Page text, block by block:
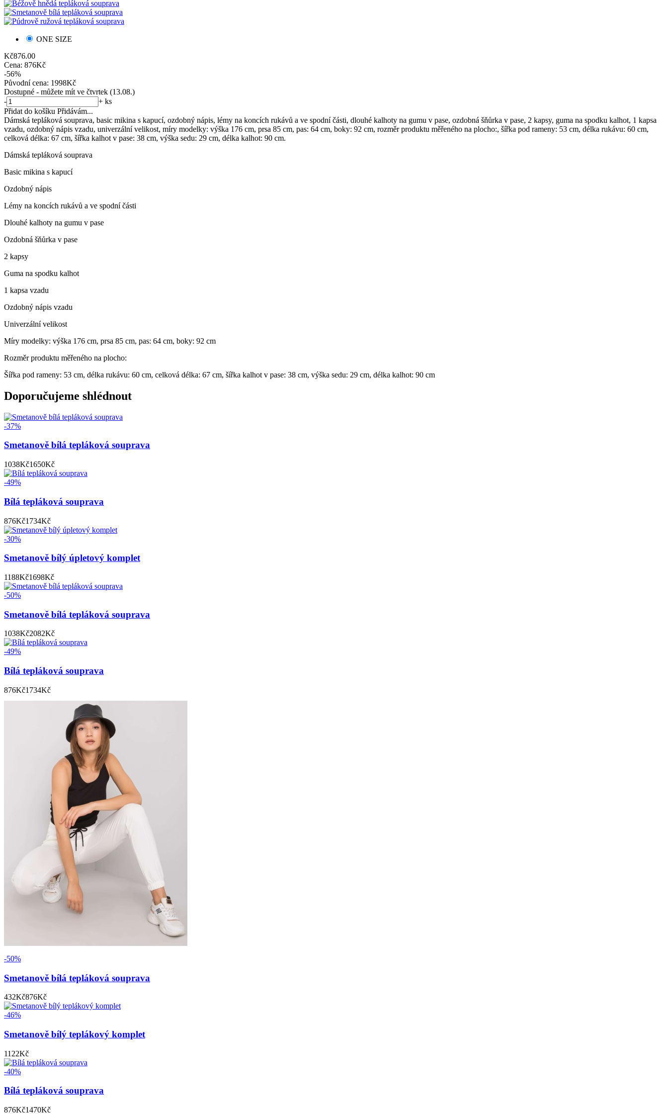
ONE SIZE
Kč876.00
Cena: 876Kč
-56%
Původní cena: 1998Kč
Dostupné - můžete mít ve čtvrtek (13.08.)
-
+ ks
Přidat do košíku Přidávám...
Dámská tepláková souprava, basic mikina s kapucí, ozdobný nápis, lémy na koncích rukávů a ve spodní části, dlouhé kalhoty na gumu v pase, ozdobná šňůrka v pase, 2 kapsy, guma na spodku kalhot, 1 kapsa
vzadu, ozdobný nápis vzadu, univerzální velikost, míry modelky: výška 176 cm, prsa 85 cm, pas: 64 cm, boky: 92 cm, rozměr produktu měřeného na plocho:, šířka pod rameny: 53 cm, délka rukávu: 60 cm,
celková délka: 67 cm, šířka kalhot v pase: 38 cm, výška sedu: 29 cm, délka kalhot: 90 cm.
Dámská tepláková souprava
Basic mikina s kapucí
Ozdobný nápis
Lémy na koncích rukávů a ve spodní části
Dlouhé kalhoty na gumu v pase
Ozdobná šňůrka v pase
2 kapsy
Guma na spodku kalhot
1 kapsa vzadu
Ozdobný nápis vzadu
Univerzální velikost
Míry modelky: výška 176 cm, prsa 85 cm, pas: 64 cm, boky: 92 cm
Rozměr produktu měřeného na plocho:
Šířka pod rameny: 53 cm, délka rukávu: 60 cm, celková délka: 67 cm, šířka kalhot v pase: 38 cm, výška sedu: 29 cm, délka kalhot: 90 cm
Doporučujeme shlédnout
-37%
Smetanově bílá tepláková souprava
1038Kč1650Kč
-49%
Bílá tepláková souprava
876Kč1734Kč
-30%
Smetanově bílý úpletový komplet
1188Kč1698Kč
-50%
Smetanově bílá tepláková souprava
1038Kč2082Kč
-49%
Bílá tepláková souprava
876Kč1734Kč
-50%
Smetanově bílá tepláková souprava
432Kč876Kč
-46%
Smetanově bílý teplákový komplet
1122Kč
-40%
Bílá tepláková souprava
876Kč1470Kč